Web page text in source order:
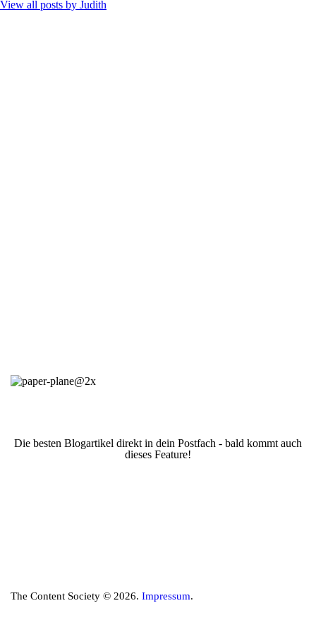
View all posts by Judith
Die besten Blogartikel direkt in dein Postfach - bald kommt auch
dieses Feature!
The Content Society © 2026. Impressum.